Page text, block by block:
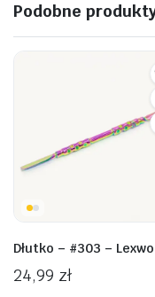
Podobne
Dłutko – #303 – Lexwo
24,99 zł